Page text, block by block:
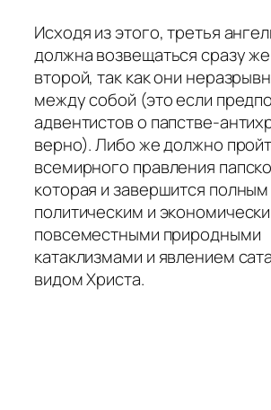
Исходя из этого, третья
должна возвещаться сразу
второй, так как они
между собой (это если
адвентистов о папстве-
верно). Либо же должно
всемирного правления
которая и завершится полным
политическим и
повсеместными природными
катаклизмами и явлением
видом Христа.